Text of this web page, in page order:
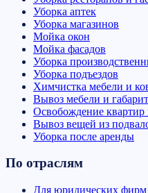
Уборка аптек
Уборка магазинов
Мойка окон
Мойка фасадов
Уборка
Уборка подъездов
Химчистка мебели и
Вывоз мебели и
Освобождение квартир
Вывоз вещей из
Уборка после аренды
По отраслям
Для юридических фирм